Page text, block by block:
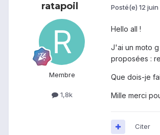
ratapoil
Membre
1,8k
Posté(e) 12 juin
Hello all !
J'ai un moto
proposées :
Que dois-je
Mille merci
Citer